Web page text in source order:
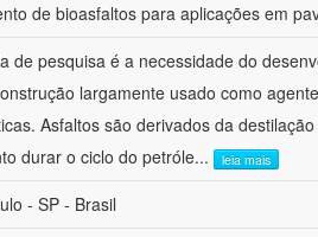
de bioasfaltos para aplicações em
de pesquisa é a necessidade do
largamente usado como
Asfaltos são derivados da
durar o ciclo do petróle... leia mais
- SP - Brasil